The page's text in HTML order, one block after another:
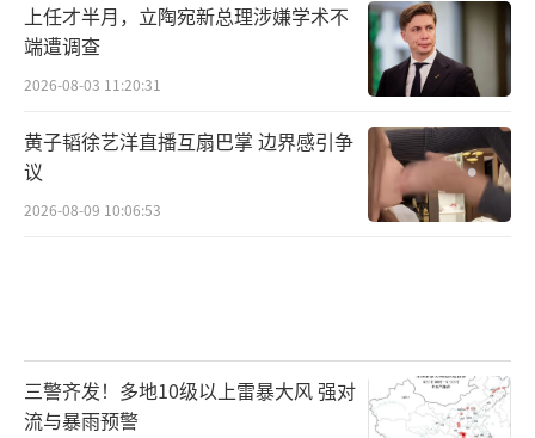
上任才半月，立陶宛新总理涉嫌学术不
端遭调查
2026-08-03 11:20:31
黄子韬徐艺洋直播互扇巴掌 边界感引争
议
2026-08-09 10:06:53
三警齐发！多地10级以上雷暴大风 强对
流与暴雨预警